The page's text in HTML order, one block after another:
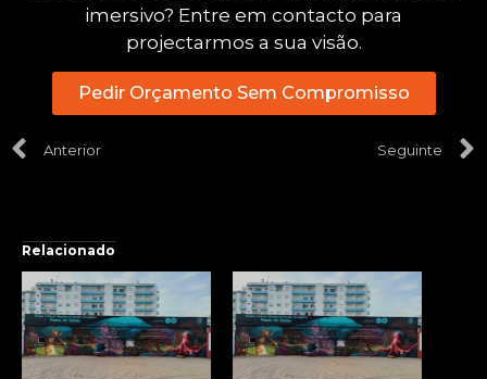
imersivo? Entre em contacto para
projectarmos a sua visão.
Pedir Orçamento Sem Compromisso
Anterior Seguinte
Relacionado